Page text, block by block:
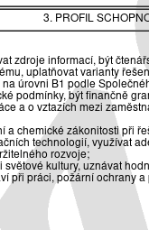
3. PROFIL
zdroje informací, být
uplatňovat varianty
úrovni B1 podle
podmínky, být finančně
a o vztazích mezi
a chemické zákonitosti při
technologií, využívat
rozvoje;
kultury, uznávat
při práci, požární ochrany